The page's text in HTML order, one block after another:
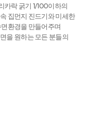
카락 굵기 1/100이하의
집먼지 진드기와 미세한
환경을 만들어주며
을 원하는 모든 분들의